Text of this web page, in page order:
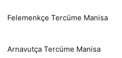
Felemenkçe Tercüme Manisa
Arnavutça Tercüme Manisa